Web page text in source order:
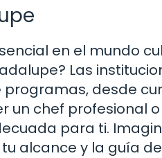
en el mundo
Las
desde
un chef profesional
para ti.
alcance y la guía